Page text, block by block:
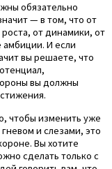
обязательно
— в том, что от
от динамики, от
амбиции. И если
вы решаете, что
вы должны
чтобы изменить уже
и слезами, это
Вы хотите
сделать только с